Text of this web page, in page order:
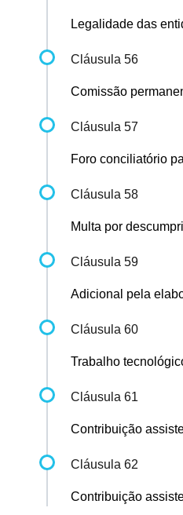
Legalidade das
Cláusula 56
Comissão
Cláusula 57
Foro conciliatório
Cláusula 58
Multa por
Cláusula 59
Adicional pela
Cláusula 60
Trabalho
Cláusula 61
Contribuição
Cláusula 62
Contribuição